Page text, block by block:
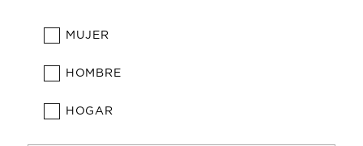
MUJER
HOMBRE
HOGAR